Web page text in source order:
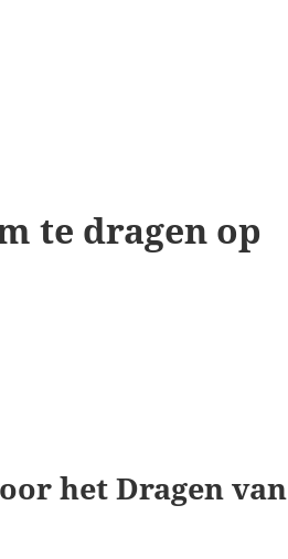
te dragen op
het Dragen van